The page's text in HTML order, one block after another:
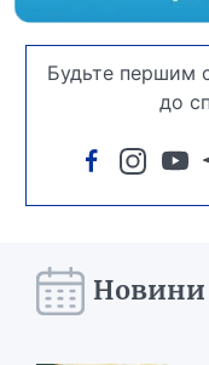
Будьте першим
до
Новини